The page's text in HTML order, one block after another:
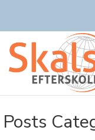
Posts